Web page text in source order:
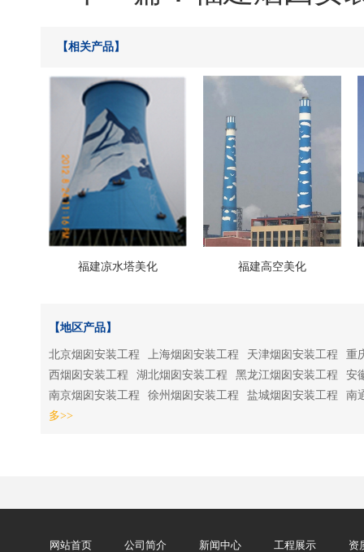
【相关产品】
福建凉水塔美化 福建高空美化
【地区产品】
北京烟囱安装工程 上海烟囱安装工程 天津烟囱安装工程
重
西烟囱安装工程
湖北烟囱安装工程 黑龙江烟囱安装工程
安
南京烟囱安装工程
徐州烟囱安装工程 盐城烟囱安装工程
南
多>>
网站首页 公司简介 新闻中心 工程展示 资